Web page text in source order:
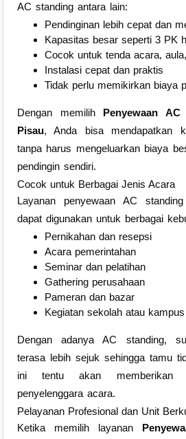
AC standing antara lain:
Pendinginan lebih cepat dan
Kapasitas besar seperti 3 PK
Cocok untuk tenda acara,
Instalasi cepat dan praktis
Tidak perlu memikirkan biaya
Dengan memilih Penyewaan
Pisau, Anda bisa mendapatkan
tanpa harus mengeluarkan biaya
pendingin sendiri.
Cocok untuk Berbagai Jenis Acara
Layanan penyewaan AC
dapat digunakan untuk berbagai
Pernikahan dan resepsi
Acara pemerintahan
Seminar dan pelatihan
Gathering perusahaan
Pameran dan bazar
Kegiatan sekolah atau kampus
Dengan adanya AC standing,
terasa lebih sejuk sehingga tamu
ini tentu akan memberikan
penyelenggara acara.
Pelayanan Profesional dan Unit
Ketika memilih layanan